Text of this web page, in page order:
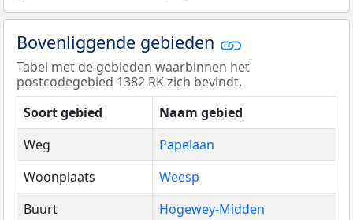
Bovenliggende gebieden
Tabel met de gebieden waarbinnen het
postcodegebied 1382 RK zich bevindt.
Soort gebied
Naam gebied
Weg
Papelaan
Woonplaats
Weesp
Buurt
Hogewey-Midden